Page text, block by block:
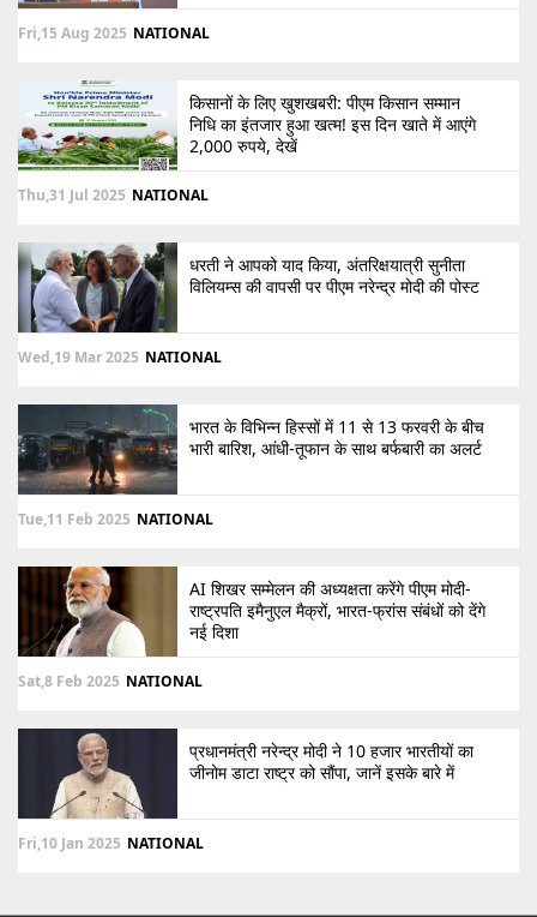
Fri,15 Aug 2025 NATIONAL
किसानों के लिए खुशखबरी: पीएम किसान सम्मान
निधि का इंतजार हुआ खत्म! इस दिन खाते में आएंगे
2,000 रुपये, देखें
Thu,31 Jul 2025 NATIONAL
धरती ने आपको याद किया, अंतरिक्षयात्री सुनीता
विलियम्स की वापसी पर पीएम नरेन्द्र मोदी की पोस्ट
Wed,19 Mar 2025 NATIONAL
भारत के विभिन्न हिस्सों में 11 से 13 फरवरी के बीच
भारी बारिश, आंधी-तूफान के साथ बर्फबारी का अलर्ट
Tue,11 Feb 2025 NATIONAL
AI शिखर सम्मेलन की अध्यक्षता करेंगे पीएम मोदी-
राष्ट्रपति इमैनुएल मैक्रों, भारत-फ्रांस संबंधों को देंगे
नई दिशा
Sat,8 Feb 2025 NATIONAL
प्रधानमंत्री नरेन्द्र मोदी ने 10 हजार भारतीयों का
जीनोम डाटा राष्ट्र को सौंपा, जानें इसके बारे में
Fri,10 Jan 2025 NATIONAL